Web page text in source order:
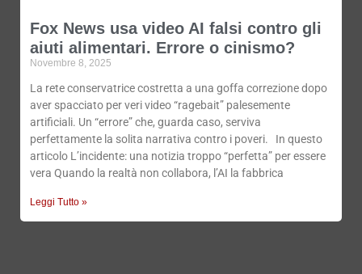
Fox News usa video AI falsi contro gli
aiuti alimentari. Errore o cinismo?
Novembre 8, 2025
La rete conservatrice costretta a una goffa correzione dopo
aver spacciato per veri video “ragebait” palesemente
artificiali. Un “errore” che, guarda caso, serviva
perfettamente la solita narrativa contro i poveri. In questo
articolo L’incidente: una notizia troppo “perfetta” per essere
vera Quando la realtà non collabora, l’AI la fabbrica
Leggi Tutto »